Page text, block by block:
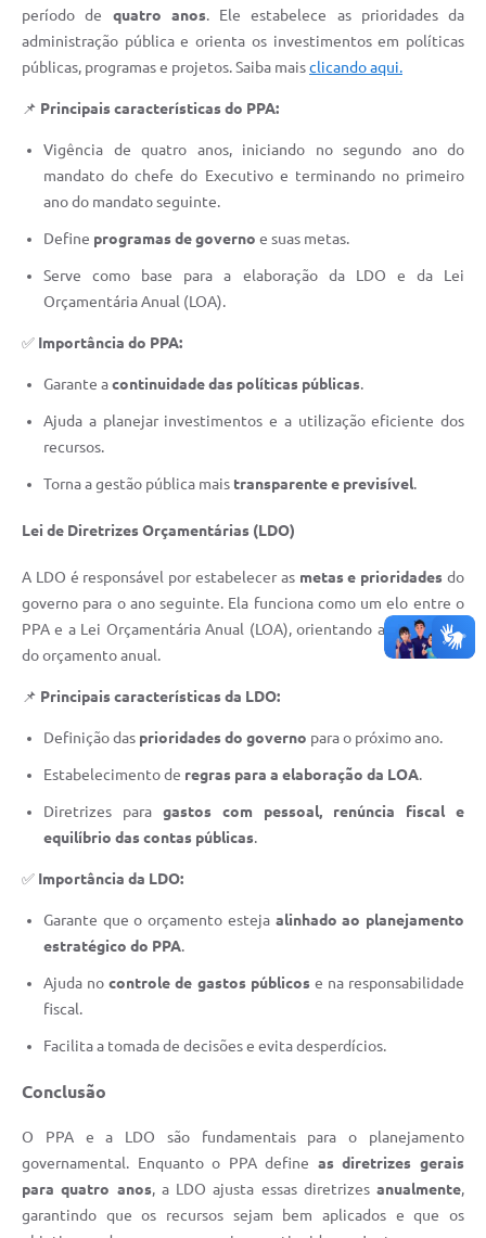
período de quatro anos. Ele estabelece as prioridades da
administração pública e orienta os investimentos em políticas
públicas, programas e projetos. Saiba maisclicando aqui.
📌 Principais características do PPA:
Vigência de quatro anos, iniciando no segundo ano do
mandato do chefe do Executivo e terminando no primeiro
ano do mandato seguinte.
Define programas de governo e suas metas.
Serve como base para a elaboração da LDO e da Lei
Orçamentária Anual (LOA).
✅ Importância do PPA:
Garante acontinuidade das políticas públicas.
Ajuda a planejar investimentos e a utilização eficiente dos
recursos.
Torna a gestão pública mais transparente e previsível.
Lei de Diretrizes Orçamentárias (LDO)
A LDO é responsável por estabelecer as metas e prioridades do
governo para o ano seguinte. Ela funciona como um elo entre o
PPA e a Lei Orçamentária Anual (LOA), orientando a elaboração
do orçamento anual.
📌 Principais características da LDO:
Definição das prioridades do governo para o próximo ano.
Estabelecimento de regras para a elaboração da LOA.
Diretrizes para gastos com pessoal, renúncia fiscal e
equilíbrio das contas públicas.
✅ Importância da LDO:
Garante que o orçamento esteja alinhado ao planejamento
estratégico do PPA.
Ajuda nocontrole de gastos públicose na responsabilidade
fiscal.
Facilita a tomada de decisões e evita desperdícios.
Conclusão
O PPA e a LDO são fundamentais para o planejamento
governamental. Enquanto o PPA define as diretrizes gerais
para quatro anos, a LDO ajusta essas diretrizes anualmente,
garantindo que os recursos sejam bem aplicados e que os